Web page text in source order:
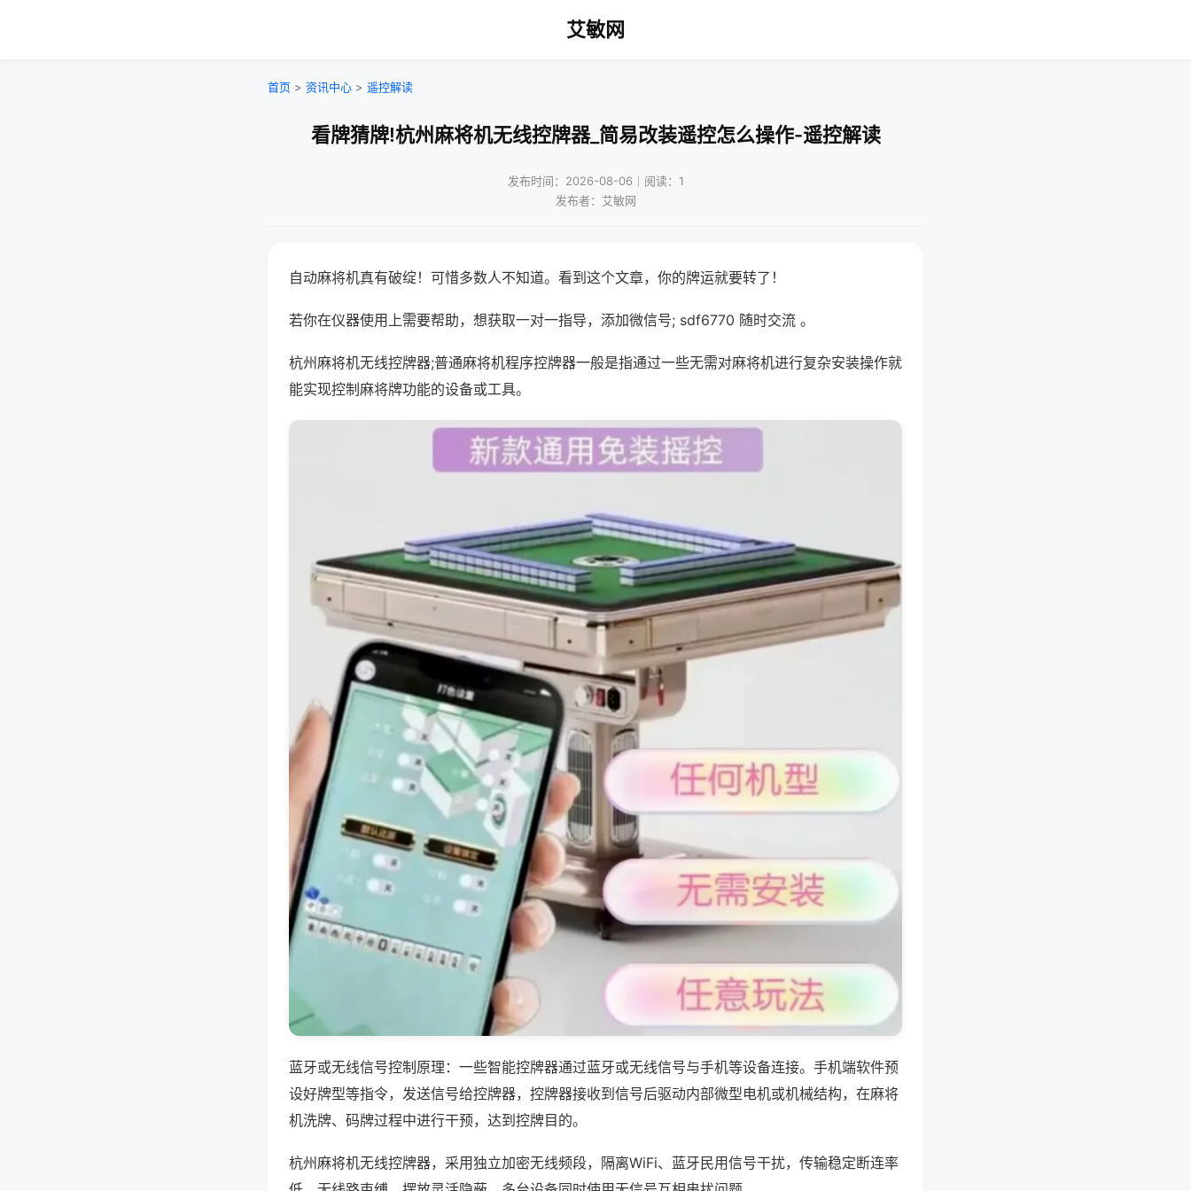
艾敏网
首页 > 资讯中心 > 遥控解读
看牌猜牌!杭州麻将机无线控牌器_简易改装遥控怎么操作-遥控解读
发布时间：2026-08-06｜阅读：1
发布者：艾敏网
自动麻将机真有破绽！可惜多数人不知道。看到这个文章，你的牌运就要转了！
若你在仪器使用上需要帮助，想获取一对一指导，添加微信号; sdf6770 随时交流 。
杭州麻将机无线控牌器;普通麻将机程序控牌器一般是指通过一些无需对麻将机进行复杂安装操作就
能实现控制麻将牌功能的设备或工具。
蓝牙或无线信号控制原理：一些智能控牌器通过蓝牙或无线信号与手机等设备连接。手机端软件预
设好牌型等指令，发送信号给控牌器，控牌器接收到信号后驱动内部微型电机或机械结构，在麻将
机洗牌、码牌过程中进行干预，达到控牌目的。
杭州麻将机无线控牌器，采用独立加密无线频段，隔离WiFi、蓝牙民用信号干扰，传输稳定断连率